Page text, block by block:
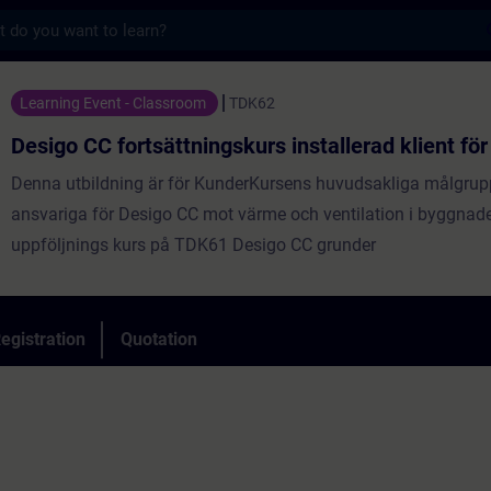
fortsättningskurs installerad klient för
Learning Event - Classroom TDK62
Desigo CC fortsättningskurs installerad klient
Denna utbildning är för KunderKursens huvudsakliga
ansvariga för Desigo CC mot värme och ventilation i
uppföljnings kurs på TDK61 Desigo CC grunder
Quotation